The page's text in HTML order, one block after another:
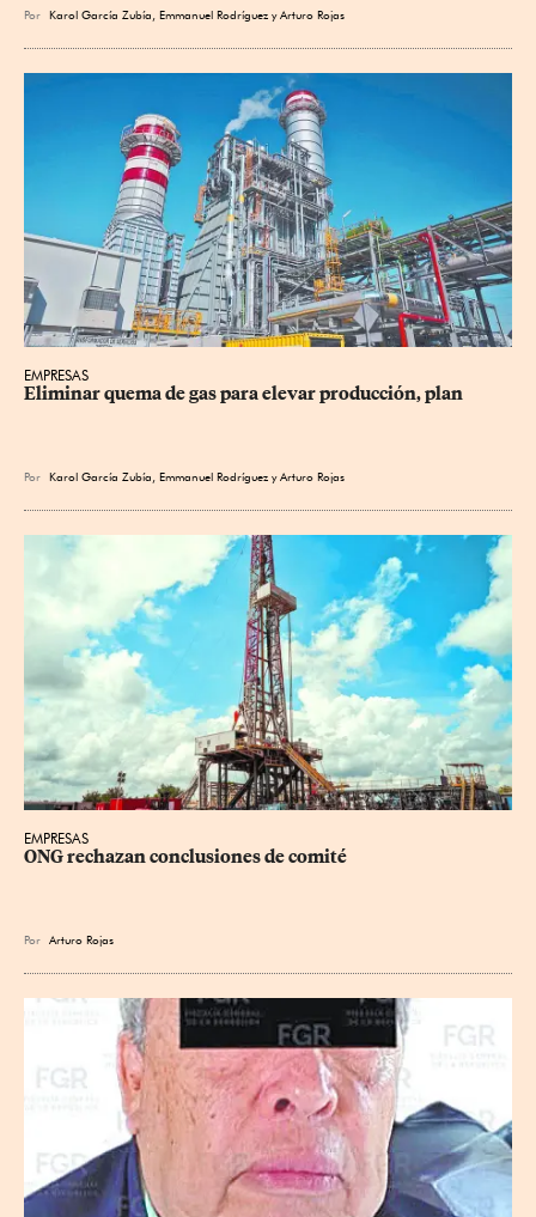
Por Karol García Zubía Emmanuel Rodríguez yArturo Rojas
EMPRESAS
Eliminar quema de gas para elevar producción, plan
Por Karol García Zubía, Emmanuel Rodríguez yArturo Rojas
EMPRESAS
ONG rechazan conclusiones de comité
Por Arturo Rojas